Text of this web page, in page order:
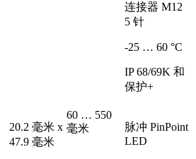
连接器 M12
5 针
-25 … 60 °C
IP 68/69K 和
保护+
20.2 毫米 x
47.9 毫米
60 … 550
毫米
脉冲 PinPoint
LED